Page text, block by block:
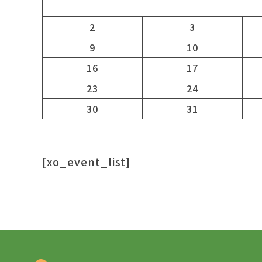
2
3
9
10
16
17
23
24
30
31
[xo_event_list]